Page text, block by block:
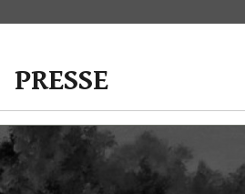
PRESSE